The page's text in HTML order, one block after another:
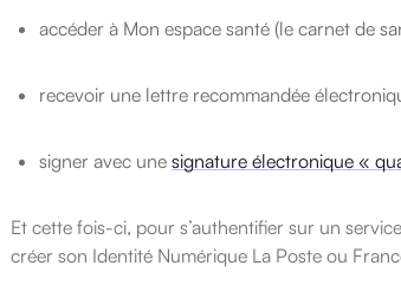
accéder à Mon espace santé (le carnet de
recevoir une lettre recommandée
signer avec une signature électronique «
Et cette fois-ci, pour s’authentifier sur un
créer son Identité Numérique La Poste ou